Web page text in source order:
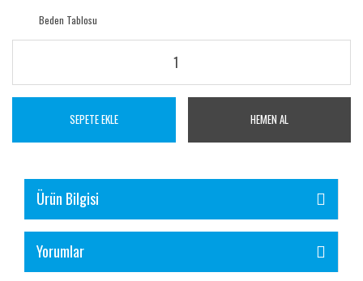
Beden Tablosu
SEPETE EKLE HEMEN AL
Ürün Bilgisi
Yorumlar